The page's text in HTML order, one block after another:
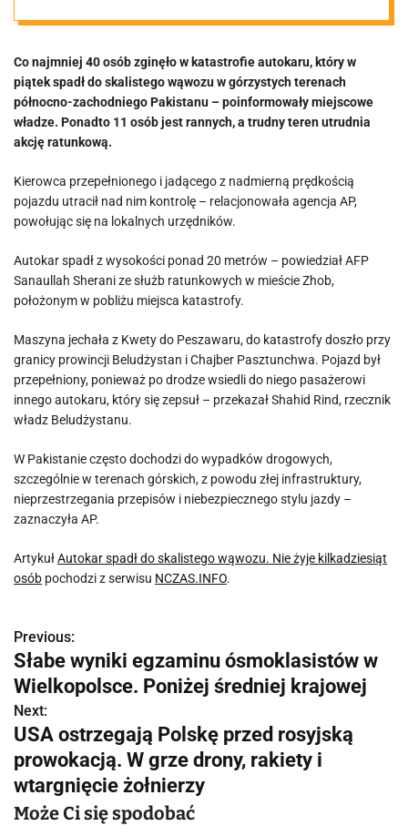
kilkadziesiąt
osób
Co najmniej 40 osób zginęło w katastrofie autokaru, który w
piątek spadł do skalistego wąwozu w górzystych terenach
północno-zachodniego Pakistanu – poinformowały miejscowe
władze. Ponadto 11 osób jest rannych, a trudny teren utrudnia
akcję ratunkową.
Kierowca przepełnionego i jadącego z nadmierną prędkością
pojazdu utracił nad nim kontrolę – relacjonowała agencja AP,
powołując się na lokalnych urzędników.
Autokar spadł z wysokości ponad 20 metrów – powiedział AFP
Sanaullah Sherani ze służb ratunkowych w mieście Zhob,
położonym w pobliżu miejsca katastrofy.
Maszyna jechała z Kwety do Peszawaru, do katastrofy doszło przy
granicy prowincji Beludżystan i Chajber Pasztunchwa. Pojazd był
przepełniony, ponieważ po drodze wsiedli do niego pasażerowi
innego autokaru, który się zepsuł – przekazał Shahid Rind, rzecznik
władz Beludżystanu.
W Pakistanie często dochodzi do wypadków drogowych,
szczególnie w terenach górskich, z powodu złej infrastruktury,
nieprzestrzegania przepisów i niebezpiecznego stylu jazdy –
zaznaczyła AP.
ArtykułAutokar spadł do skalistego wąwozu. Nie żyje kilkadziesiąt
osób pochodzi z serwisu NCZAS.INFO.
N
a
w
i
g
a
Previous:
Słabe wyniki egzaminu ósmoklasistów w
Wielkopolsce. Poniżej średniej krajowej
Next:
USA ostrzegają Polskę przed rosyjską
prowokacją. W grze drony, rakiety i
wtargnięcie żołnierzy
Może Ci się spodobać